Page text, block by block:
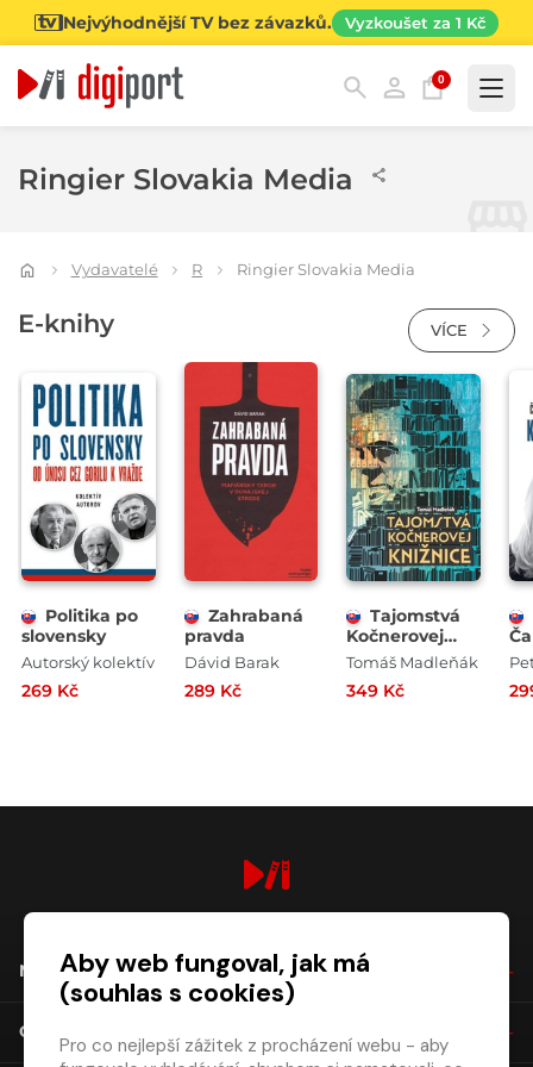
Nejvýhodnější TV bez závazků. Vyzkoušet za 1 Kč
0
Ringier Slovakia Media
Vydavatelé R Ringier Slovakia Media
E-knihy VÍCE
Politika po
slovensky
Autorský kolektív
269 Kč
Zahrabaná
pravda
Dávid Barak
289 Kč
Tajomstvá
Kočnerovej
knižnice
Tomáš Madleňák
349 Kč
NÁKUP
O SPOLEČNOSTI
Aby web fungoval, jak má
(souhlas s cookies)
Pro co nejlepší zážitek z procházení webu - aby